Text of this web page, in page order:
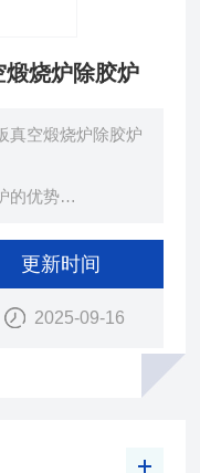
烧炉除胶炉
真空煅烧炉除胶炉
的优势
护喷绒布模具模头
熔喷布模具模头整
更新时间
2025-09-16